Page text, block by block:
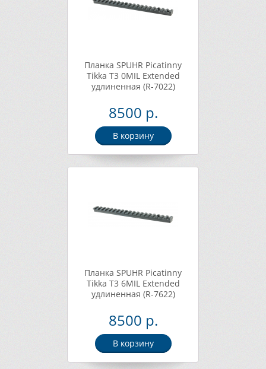
Планка SPUHR Picatinny
Tikka T3 0MIL Extended
удлиненная (R-7022)
8500 р.
В корзину
Планка SPUHR Picatinny
Tikka T3 6MIL Extended
удлиненная (R-7622)
8500 р.
В корзину